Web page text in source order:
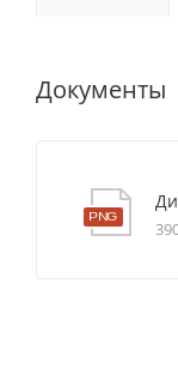
Документы